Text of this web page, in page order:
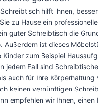
hilft Ihnen,
zu Hause ein
guter Schreibtisch die
Außerdem ist dieses
Kinder zum Beispiel
jedem Fall sind
auch für Ihre Körperhaltung
keinen vernünftigen
empfehlen wir Ihnen, einen